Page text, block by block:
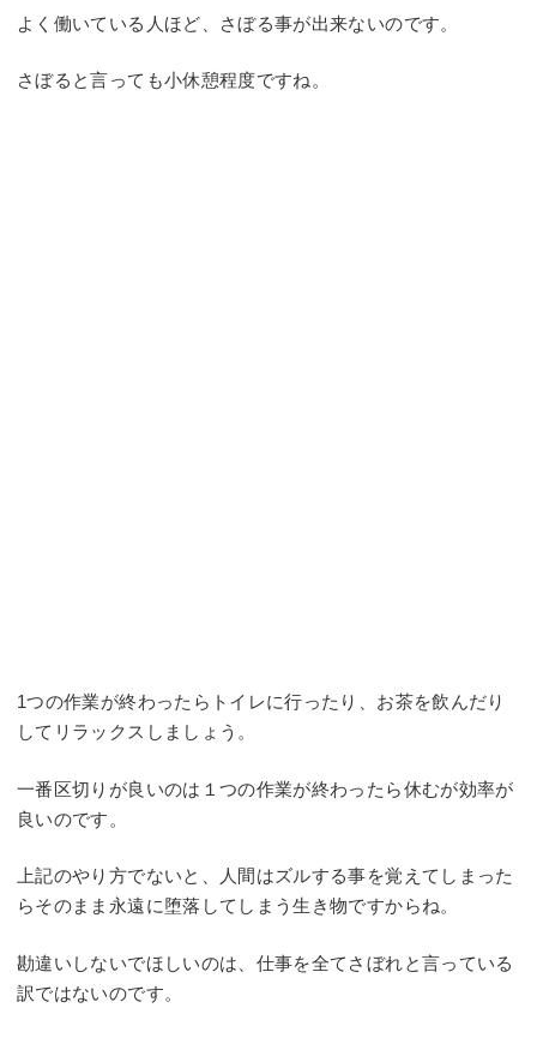
よく働いている人ほど、さぼる事が出来ないのです。
さぼると言っても小休憩程度ですね。
1つの作業が終わったらトイレに行ったり、お茶を飲んだり
してリラックスしましょう。
一番区切りが良いのは１つの作業が終わったら休むが効率が
良いのです。
上記のやり方でないと、人間はズルする事を覚えてしまった
らそのまま永遠に堕落してしまう生き物ですからね。
勘違いしないでほしいのは、仕事を全てさぼれと言っている
訳ではないのです。